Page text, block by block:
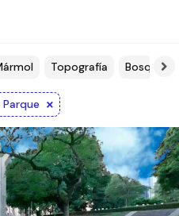
Topografía Bosque
Parque ×
Estado